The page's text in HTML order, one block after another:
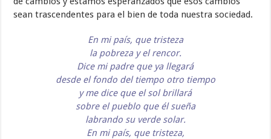
sean trascendentes para el bien de toda nuestra sociedad.
En mi país, que tristeza
la pobreza y el rencor.
Dice mi padre que ya llegará
desde el fondo del tiempo otro tiempo
y me dice que el sol brillará
sobre el pueblo que él sueña
labrando su verde solar.
En mi país, que tristeza,